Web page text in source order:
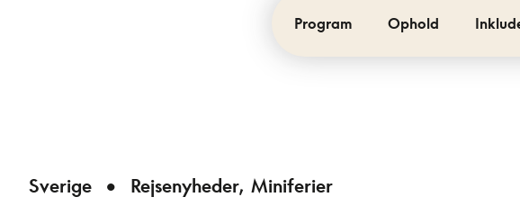
Program Ophold
Sverige Rejsenyheder Miniferier